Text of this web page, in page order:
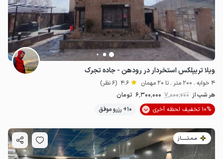
ویلا تریپلکس استخردار در رودهن - جاده تجرک
4 خوابه . 200 متر . تا 20 مهمان 4.6 (6 نظر)
هر شب از 7٬000٬000 6٬300٬000 تومان
10% تخفیف لحظه آخری
10+ رزرو موفق
مـمـتــــــاز